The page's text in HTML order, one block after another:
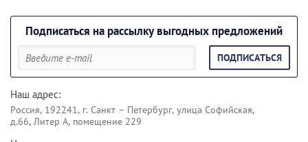
Подписаться на рассылку выгодных предложений
ПОДПИСАТЬСЯ
Наш адрес:
Россия, 192241, г. Санкт – Петербург, улица Софийская,
д.66, Литер А, помещение 229